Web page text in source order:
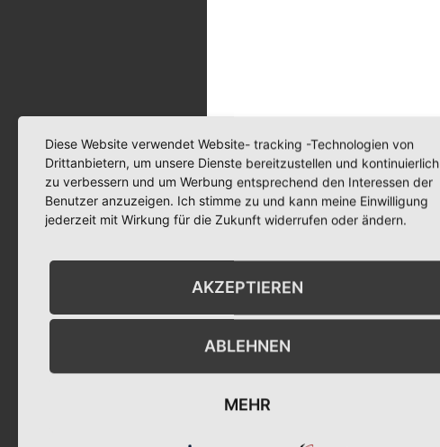
Diese Website verwendet Website- tracking -Technologien von
Drittanbietern, um unsere Dienste bereitzustellen und kontinuierlich
zu verbessern und um Werbung entsprechend den Interessen der
Benutzer anzuzeigen. Ich stimme zu und kann meine Einwilligung
jederzeit mit Wirkung für die Zukunft widerrufen oder ändern.
AKZEPTIEREN
ABLEHNEN
MEHR